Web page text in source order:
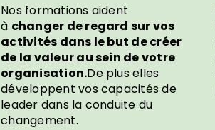
Nos formations aident
à changer de regard sur vos
activités dans le but de créer
de la valeur au sein de votre
organisation.De plus elles
développent vos capacités de
leader dans la conduite du
changement.